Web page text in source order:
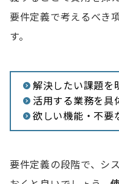
要件定義で考えるべき
す。
解決したい課題を
活用する業務を具
欲しい機能・不要
要件定義の段階で、シ